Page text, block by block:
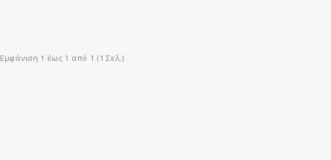
Εμφάνιση 1 έως 1 από 1 (1 Σελ.)